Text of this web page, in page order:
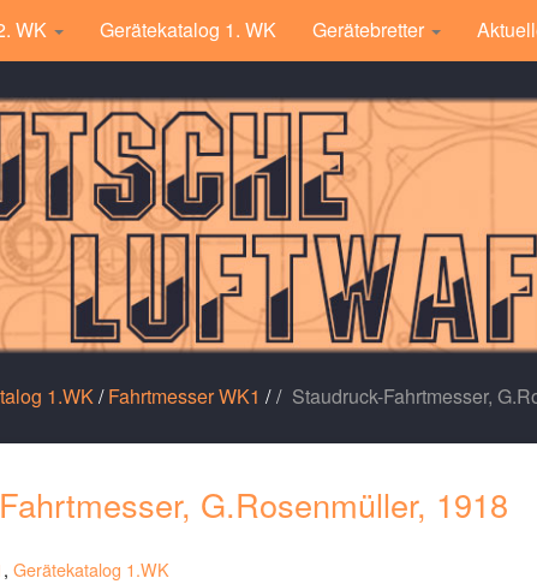
WK Gerätekatalog 1. WK Gerätebretter
1.WK /Fahrtmesser WK1 / Staudruck-Fahrtmesser,
G.Rosenmüller, 1918
, Gerätekatalog 1.WK